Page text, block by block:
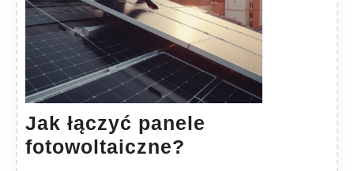
Jak łączyć panele
fotowoltaiczne?